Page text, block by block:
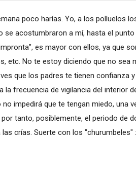
poco harías. Yo, a los polluelos
se acostumbraron a mí, hasta el
es mayor con ellos, ya que
etc. No te estoy diciendo que no sea
que los padres te tienen confianza
la frecuencia de vigilancia del interior
impedirá que te tengan miedo, una
por tanto, posiblemente, el periodo de
crías. Suerte con los "churumbeles"